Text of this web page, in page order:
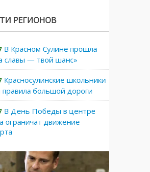
РЕГИОНОВ
В Красном Сулине прошла
славы — твой шанс»
Красносулинские школьники
правила большой дороги
В День Победы в центре
ограничат движение